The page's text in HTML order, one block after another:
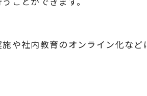
や社内教育のオンライン化な